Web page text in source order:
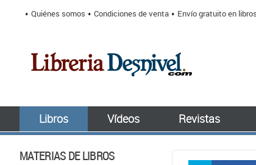
Quiénes somos Condiciones de venta Envío gratuito en
Libros Vídeos Revistas
MATERIAS DE LIBROS